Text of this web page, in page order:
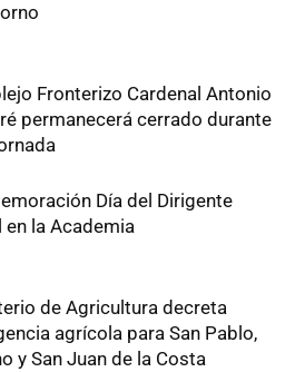
Fronterizo Cardenal Antonio
permanecerá cerrado durante
Día del Dirigente
en la Academia
de Agricultura decreta
agrícola para San Pablo,
y San Juan de la Costa